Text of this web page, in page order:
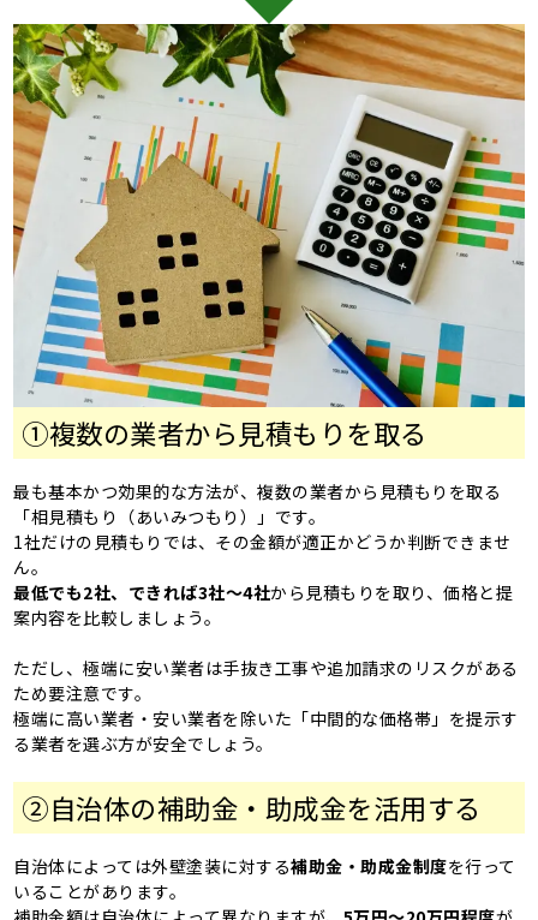
①複数の業者から見積もりを取る
最も基本かつ効果的な方法が、複数の業者から見積もりを取る
「相見積もり（あいみつもり）」です。
1社だけの見積もりでは、その金額が適正かどうか判断できませ
ん。
最低でも2社、できれば3社～4社から見積もりを取り、価格と提
案内容を比較しましょう。
ただし、極端に安い業者は手抜き工事や追加請求のリスクがある
ため要注意です。
極端に高い業者・安い業者を除いた「中間的な価格帯」を提示す
る業者を選ぶ方が安全でしょう。
②自治体の補助金・助成金を活用する
自治体によっては外壁塗装に対する補助金・助成金制度を行って
いることがあります。